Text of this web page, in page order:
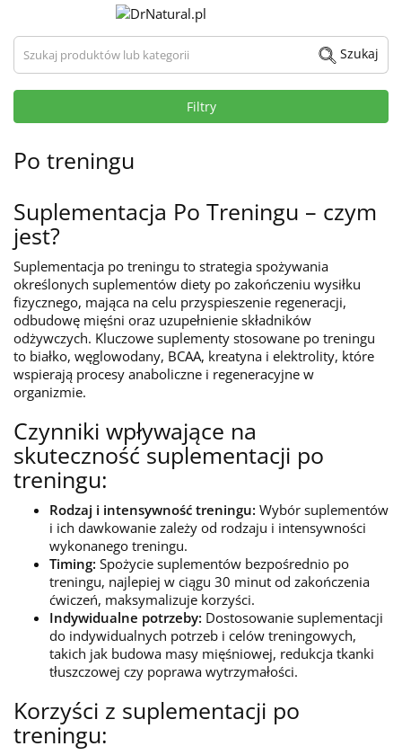
Szukaj produktów lub kategorii Szukaj
Filtry
Po treningu
Suplementacja Po Treningu – czym
jest?
Suplementacja po treningu to strategia spożywania
określonych suplementów diety po zakończeniu wysiłku
fizycznego, mająca na celu przyspieszenie regeneracji,
odbudowę mięśni oraz uzupełnienie składników
odżywczych. Kluczowe suplementy stosowane po treningu
to białko, węglowodany, BCAA, kreatyna i elektrolity, które
wspierają procesy anaboliczne i regeneracyjne w
organizmie.
Czynniki wpływające na
skuteczność suplementacji po
treningu:
Rodzaj i intensywność treningu: Wybór suplementów
i ich dawkowanie zależy od rodzaju i intensywności
wykonanego treningu.
Timing: Spożycie suplementów bezpośrednio po
treningu, najlepiej w ciągu 30 minut od zakończenia
ćwiczeń, maksymalizuje korzyści.
Indywidualne potrzeby: Dostosowanie suplementacji
do indywidualnych potrzeb i celów treningowych,
takich jak budowa masy mięśniowej, redukcja tkanki
tłuszczowej czy poprawa wytrzymałości.
Korzyści z suplementacji po
treningu: